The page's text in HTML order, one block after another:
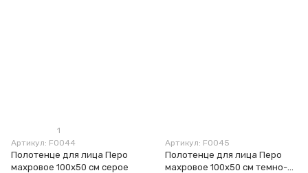
1
Артикул: F0044
Полотенце для лица Перо
махровое 100х50 см серое
Артикул: F0045
Полотенце для лица Перо
махровое 100х50 см темно-